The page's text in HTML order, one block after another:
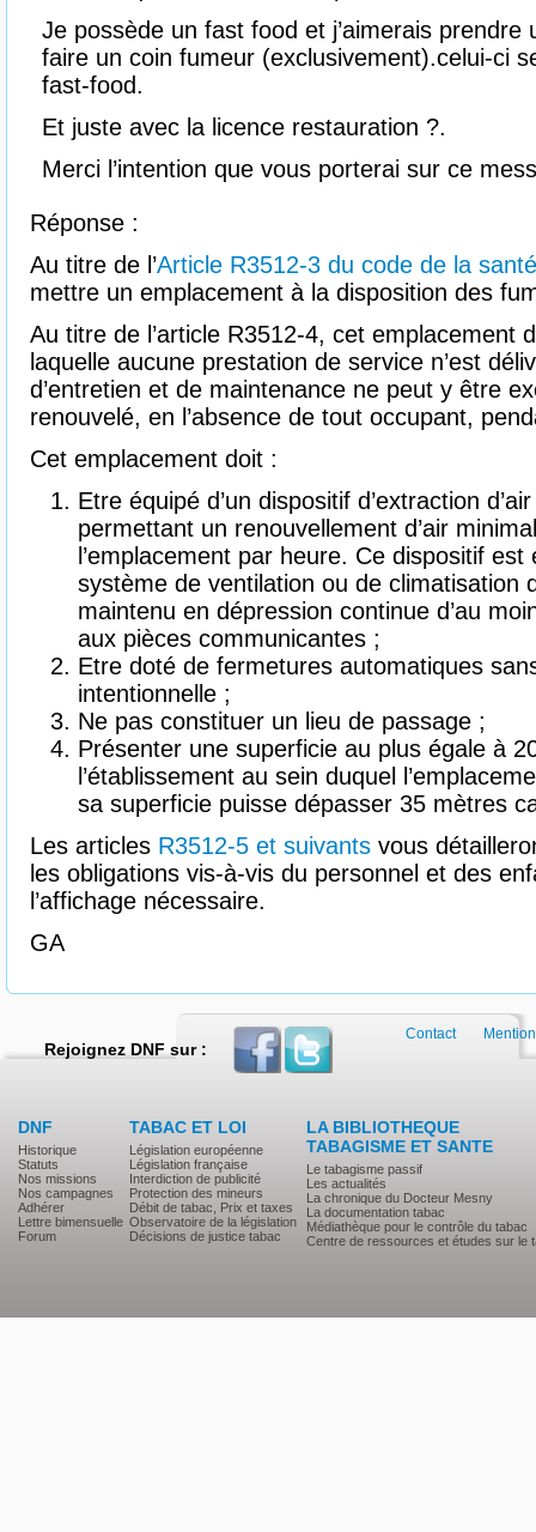
Je possède un fast food et j’aimerais
faire un coin fumeur (exclusivement).celui-ci
fast-food.
Et juste avec la licence restauration ?.
Merci l’intention que vous porterai sur ce
Réponse :
Au titre de l’Article R3512-3 du code de la
mettre un emplacement à la disposition des
Au titre de l’article R3512-4, cet emplacement
laquelle aucune prestation de service n’est
d’entretien et de maintenance ne peut y être
renouvelé, en l’absence de tout occupant,
Cet emplacement doit :
Etre équipé d’un dispositif d’extraction
permettant un renouvellement d’air
l’emplacement par heure. Ce dispositif
système de ventilation ou de climatisation
maintenu en dépression continue d’au
aux pièces communicantes ;
Etre doté de fermetures automatiques
intentionnelle ;
Ne pas constituer un lieu de passage ;
Présenter une superficie au plus égale à
l’établissement au sein duquel
sa superficie puisse dépasser 35 mètres
Les articles R3512-5 et suivants vous
les obligations vis-à-vis du personnel et des
l’affichage nécessaire.
GA
Rejoignez DNF sur :
DNF
Historique
Statuts
Nos missions
Nos campagnes
Adhérer
Lettre bimensuelle
Forum
TABAC ET LOI
Législation européenne
Législation française
Interdiction de publicité
Protection des mineurs
Débit de tabac, Prix et taxes
Observatoire de la législation
Décisions de justice tabac
LA BIBLIOTHEQUE
TABAGISME ET SANTE
Le tabagisme passif
Les actualités
La chronique du Docteur Mesny
La documentation tabac
Médiathèque pour le contrôle du tabac
Centre de ressources et études sur le
Contact